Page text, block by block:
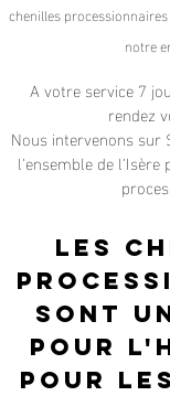
chenilles
notre
A votre service 7
rendez
Nous intervenons sur
l'ensemble de
Les
sont
pour
pour